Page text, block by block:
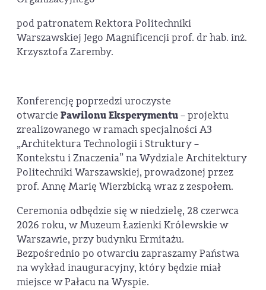
pod patronatem Rektora Politechniki
Warszawskiej Jego Magnificencji prof. dr hab. inż.
Krzysztofa Zaremby.
Konferencję poprzedzi uroczyste
otwarcie Pawilonu Eksperymentu– projektu
zrealizowanego w ramach specjalności A3
„Architektura Technologii i Struktury –
Kontekstu i Znaczenia” na Wydziale Architektury
Politechniki Warszawskiej, prowadzonej przez
prof. Annę Marię Wierzbicką wraz z zespołem.
Ceremonia odbędzie się w niedzielę, 28 czerwca
2026 roku, w Muzeum Łazienki Królewskie w
Warszawie, przy budynku Ermitażu.
Bezpośrednio po otwarciu zapraszamy Państwa
na wykład inauguracyjny, który będzie miał
miejsce w Pałacu na Wyspie.